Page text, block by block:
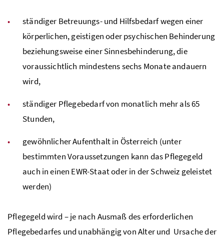
ständiger Betreuungs- und Hilfsbedarf wegen einer
körperlichen, geistigen oder psychischen Behinderung
beziehungsweise einer Sinnesbehinderung, die
voraussichtlich mindestens sechs Monate andauern
wird,
ständiger Pflegebedarf von monatlich mehr als 65
Stunden,
gewöhnlicher Aufenthalt in Österreich (unter
bestimmten Voraussetzungen kann das Pflegegeld
auch in einen EWR-Staat oder in der Schweiz geleistet
werden)
Pflegegeld wird – je nach Ausmaß des erforderlichen
Pflegebedarfes und unabhängig von Alter und Ursache der